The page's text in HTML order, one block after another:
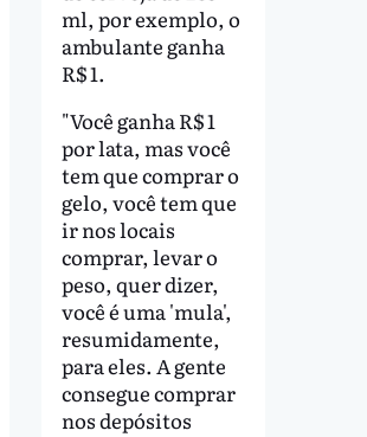
ml, por exemplo, o
ambulante ganha
R$ 1.
"Você ganha R$ 1
por lata, mas você
tem que comprar o
gelo, você tem que
ir nos locais
comprar, levar o
peso, quer dizer,
você é uma 'mula',
resumidamente,
para eles. A gente
consegue comprar
nos depósitos